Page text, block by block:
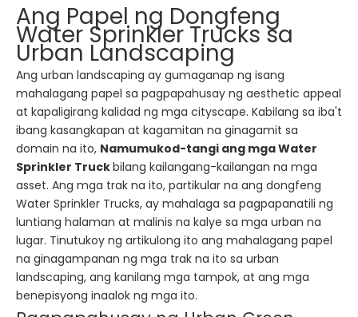
Ang Papel ng Dongfeng
Water Sprinkler Trucks sa
Urban Landscaping
Ang urban landscaping ay gumaganap ng isang
mahalagang papel sa pagpapahusay ng aesthetic appeal
at kapaligirang kalidad ng mga cityscape. Kabilang sa iba't
ibang kasangkapan at kagamitan na ginagamit sa
domain na ito, Namumukod-tangi ang mga Water
Sprinkler Truckbilang kailangang-kailangan na mga
asset. Ang mga trak na ito, partikular na ang dongfeng
Water Sprinkler Trucks, ay mahalaga sa pagpapanatili ng
luntiang halaman at malinis na kalye sa mga urban na
lugar. Tinutukoy ng artikulong ito ang mahalagang papel
na ginagampanan ng mga trak na ito sa urban
landscaping, ang kanilang mga tampok, at ang mga
benepisyong inaalok ng mga ito.